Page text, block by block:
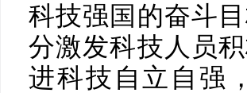
科技强国的奋斗
分激发科技人员
进科技自立自强